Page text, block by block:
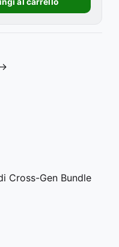
→
Cross-Gen Bundle